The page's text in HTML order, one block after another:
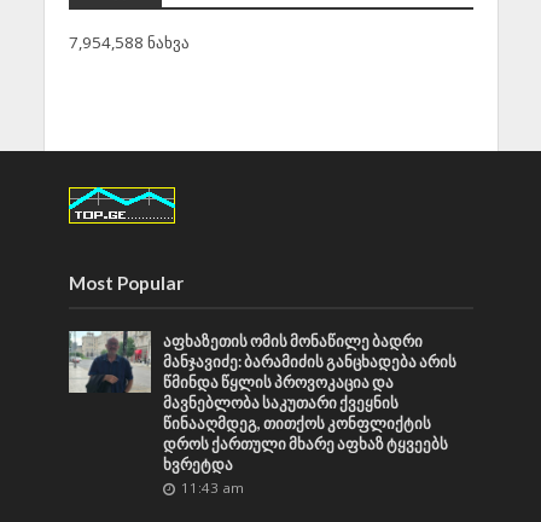
7,954,588 ნახვა
Most Popular
აფხაზეთის ომის მონაწილე ბადრი
მანჯავიძე: ბარამიძის განცხადება არის
წმინდა წყლის პროვოკაცია და
მავნებლობა საკუთარი ქვეყნის
წინააღმდეგ, თითქოს კონფლიქტის
დროს ქართული მხარე აფხაზ ტყვეებს
ხვრეტდა
11:43 am